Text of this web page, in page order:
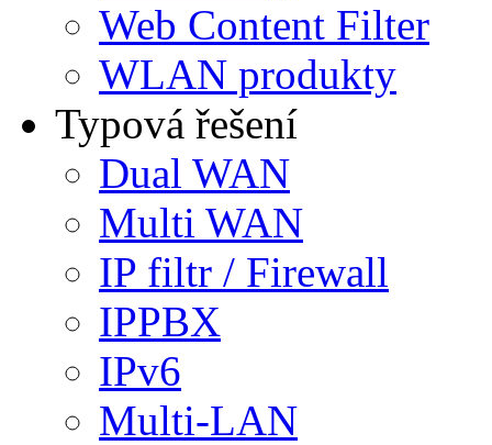
Web Content Filter
WLAN produkty
Typová řešení
Dual WAN
Multi WAN
IP filtr / Firewall
IPPBX
IPv6
Multi-LAN